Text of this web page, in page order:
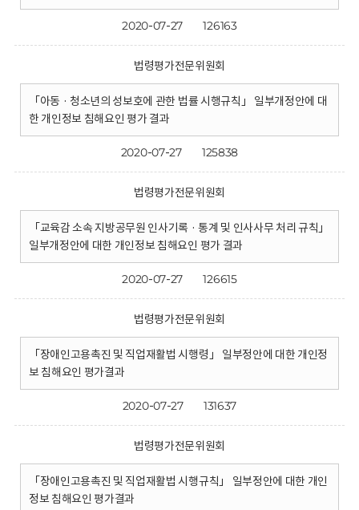
2020-07-27 126163
법령평가전문위원회
「아동 · 청소년의 성보호에 관한 법률 시행규칙」 일부개정안에 대
한 개인정보 침해요인 평가 결과
2020-07-27 125838
법령평가전문위원회
「교육감 소속 지방공무원 인사기록 · 통계 및 인사사무 처리 규칙」
일부개정안에 대한 개인정보 침해요인 평가 결과
2020-07-27 126615
법령평가전문위원회
「장애인고용촉진 및 직업재활법 시행령」 일부정안에 대한 개인정
보 침해요인 평가결과
2020-07-27 131637
법령평가전문위원회
「장애인고용촉진 및 직업재활법 시행규칙」 일부정안에 대한 개인
정보 침해요인 평가결과